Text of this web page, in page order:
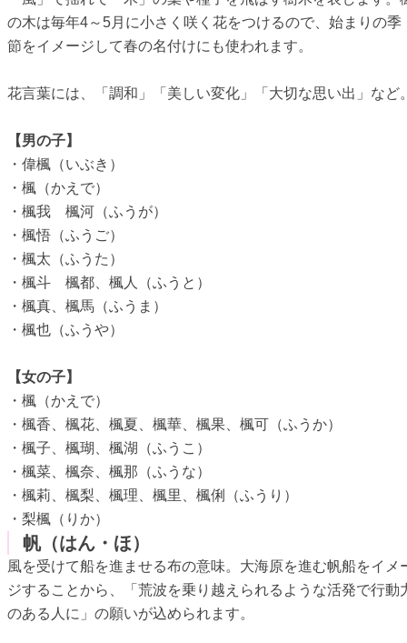
の木は毎年4～5月に小さく咲く花をつけるので、始まりの季
節をイメージして春の名付けにも使われます。
花言葉には、「調和」「美しい変化」「大切な思い出」など
【男の子】
・偉楓（いぶき）
・楓（かえで）
・楓我 楓河（ふうが）
・楓悟（ふうご）
・楓太（ふうた）
・楓斗 楓都、楓人（ふうと）
・楓真、楓馬（ふうま）
・楓也（ふうや）
【女の子】
・楓（かえで）
・楓香、楓花、楓夏、楓華、楓果、楓可（ふうか）
・楓子、楓瑚、楓湖（ふうこ）
・楓菜、楓奈、楓那（ふうな）
・楓莉、楓梨、楓理、楓里、楓俐（ふうり）
・梨楓（りか）
帆（はん・ほ）
風を受けて船を進ませる布の意味。大海原を進む帆船をイメ
ジすることから、「荒波を乗り越えられるような活発で行動
のある人に」の願いが込められます。